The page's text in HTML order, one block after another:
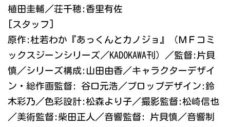
植田圭輔／荘千穂:香里有佐
[スタッフ]
原作:杜若わか『あっくんとカノジョ』（ＭＦコミ
ックスジーンシリーズ／KADOKAWA刊）／監督:片貝
慎／シリーズ構成:山田由香／キャラクターデザイ
ン・総作画監督: 谷口元浩／プロップデザイン:鈴
木彩乃／色彩設計:松森より子／撮影監督:松崎信也
／美術監督:柴田正人／音響監督: 片貝慎／音響制